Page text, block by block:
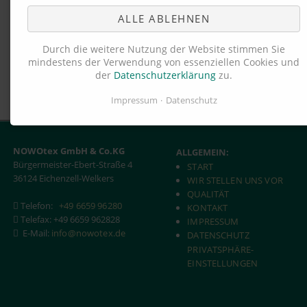
NOWOtex GmbH & Co.KG
Bürgermeister-Ebert-Straße 4
36124 Eichenzell-Welkers
Telefon: +49 6659 96280
Telefax: +49 6659 962828
E-Mail: info@nowotex.de
ALLGEMEIN:
START
WIR STELLEN UNS VOR
QUALITÄT
KONTAKT
IMPRESSUM
DATENSCHUTZ
PRIVATSPHÄRE-
EINSTELLUNGEN
ALLE ABLEHNEN
Durch die weitere Nutzung der Website stimmen Sie
mindestens der Verwendung von essenziellen Cookies und
der Datenschutzerklärung zu.
Impressum Datenschutz